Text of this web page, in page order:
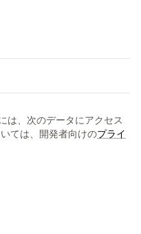
は、次のデータにアクセス
ては、開発者向けのプライ